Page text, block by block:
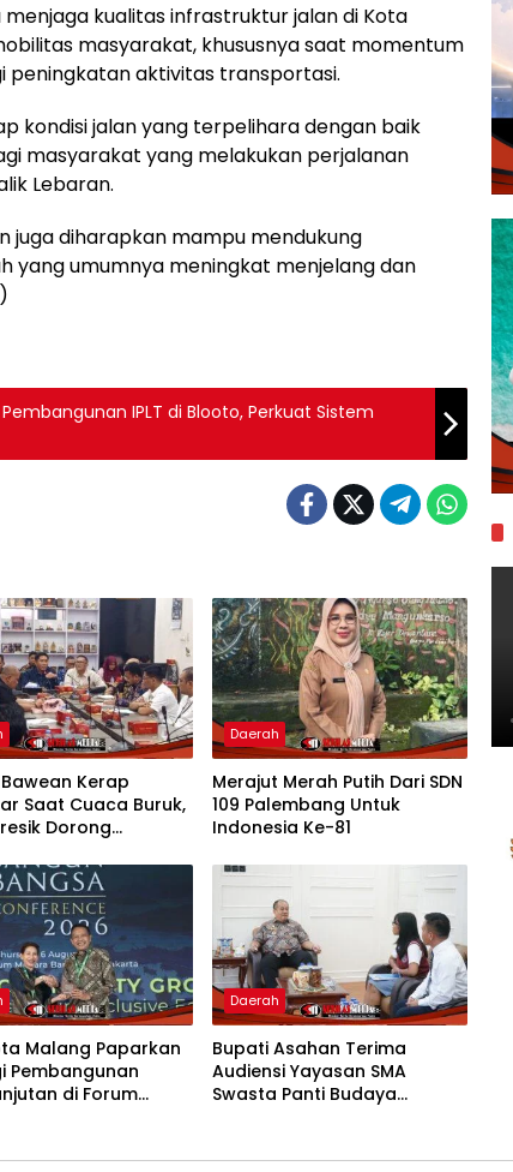
kualitas infrastruktur jalan di Kota
masyarakat, khususnya saat momentum
peningkatan aktivitas transportasi.
kondisi jalan yang terpelihara dengan baik
masyarakat yang melakukan perjalanan
Lebaran.
juga diharapkan mampu mendukung
yang umumnya meningkat menjelang dan
IPLT di Blooto, Perkuat Sistem
Kerap
Saat Cuaca Buruk,
Dorong
Daerah
Merajut Merah Putih Dari SDN
109 Palembang Untuk
Indonesia Ke-81
Malang Paparkan
Pembangunan
di Forum
Daerah
Bupati Asahan Terima
Audiensi Yayasan SMA
Swasta Panti Budaya